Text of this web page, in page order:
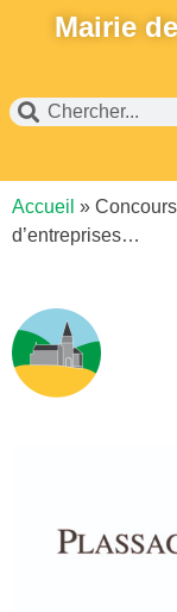
Mairie
Accueil »
d’entreprises…